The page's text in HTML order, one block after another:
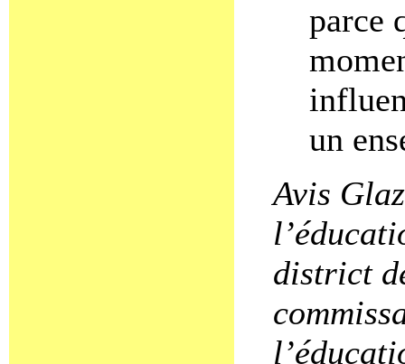
parce
un
Avis
district